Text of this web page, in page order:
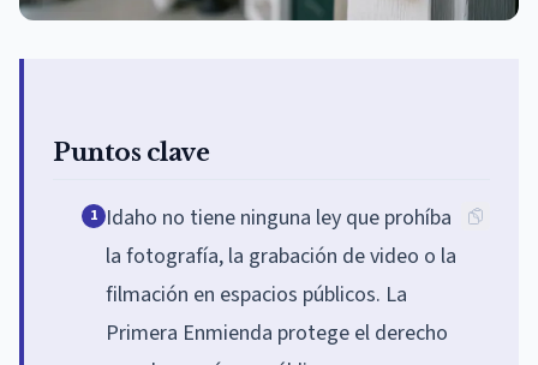
Puntos clave
1 Idaho no tiene ninguna ley que prohíba
la fotografía, la grabación de video o la
filmación en espacios públicos. La
Primera Enmienda protege el derecho